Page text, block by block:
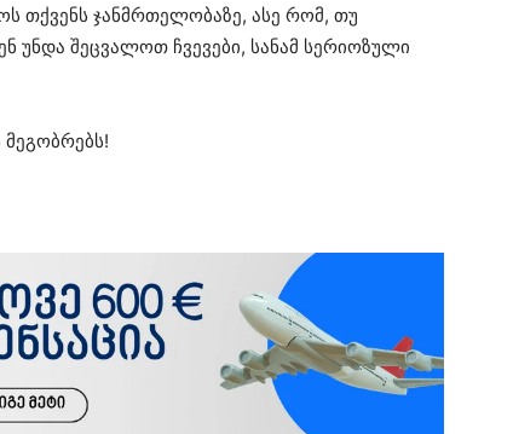
თქვენს ჯანმრთელობაზე, ასე რომ, თუ
უნდა შეცვალოთ ჩვევები, სანამ სერიოზული